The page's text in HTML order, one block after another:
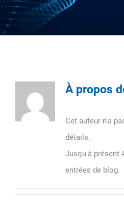
À propos
Cet auteur n'a
détails.
Jusqu'à présent
entrées de blog.